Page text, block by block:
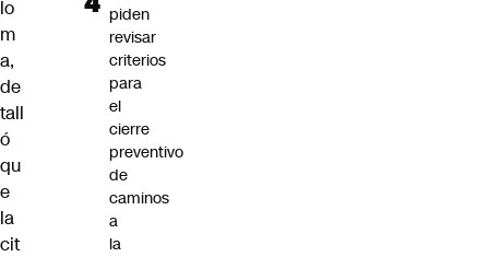
lo
m
a,
de
tall
ó
qu
e
la
cit
piden
revisar
criterios
para
el
cierre
preventivo
de
caminos
a
la